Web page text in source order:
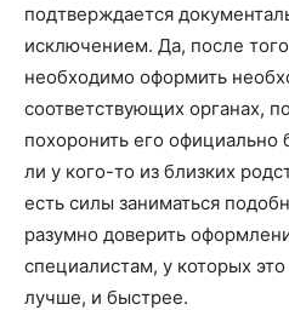
подтверждается
исключением. Да, после
необходимо оформить
соответствующих органах,
похоронить его
ли у кого-то из близких
есть силы заниматься
разумно доверить
специалистам, у которых
лучше, и быстрее.